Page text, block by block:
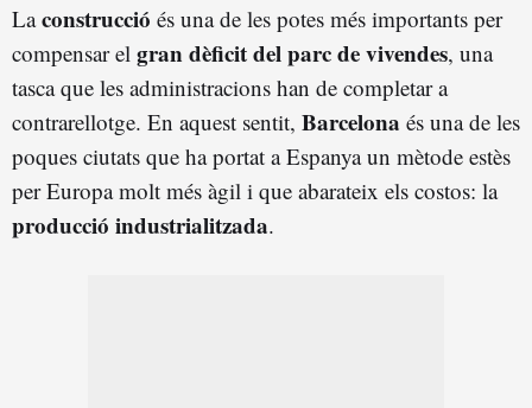
Laconstrucció és una de les potes més importants per
compensar el gran dèficit del parc de vivendes, una
tasca que les administracions han de completar a
contrarellotge. En aquest sentit, Barcelona és una de les
poques ciutats que ha portat a Espanya un mètode estès
per Europa molt més àgil i que abarateix els costos: la
producció industrialitzada.